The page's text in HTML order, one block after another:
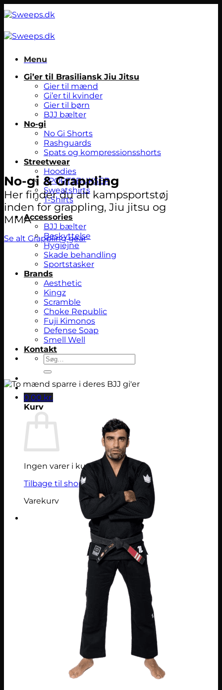
Fortsæt
til
Menu
Gi’er til Brasiliansk Jiu Jitsu
Gier til mænd
Gi’er til kvinder
Gier til børn
BJJ bælter
No-gi
No Gi Shorts
Rashguards
Spats og kompressionsshorts
Streetwear
Hoodies
SPORTSBUKSER
Sweatshirts
T-Shirts
Accessories
BJJ bælter
Beskyttelse
Hygiejne
Skade behandling
Sportstasker
Brands
Aesthetic
Kingz
Scramble
Choke Republic
Fuji Kimonos
Defense Soap
Smell Well
Kontakt
Søg
efter:
0,00 kr.
Kurv
Ingen varer i kurven.
Tilbage til shoppen
Varekurv
No-gi & Grappling
Her finder du alt kampsportstøj
inden for grappling, Jiu jitsu og
MMA
Se alt Grappling gear